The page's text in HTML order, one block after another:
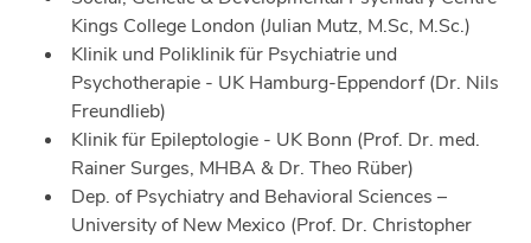
Kings College London (Julian Mutz, M.Sc, M.Sc.)
Klinik und Poliklinik für Psychiatrie und
Psychotherapie - UK Hamburg-Eppendorf (Dr. Nils
Freundlieb)
Klinik für Epileptologie - UK Bonn (Prof. Dr. med.
Rainer Surges, MHBA & Dr. Theo Rüber)
Dep. of Psychiatry and Behavioral Sciences –
University of New Mexico (Prof. Dr. Christopher